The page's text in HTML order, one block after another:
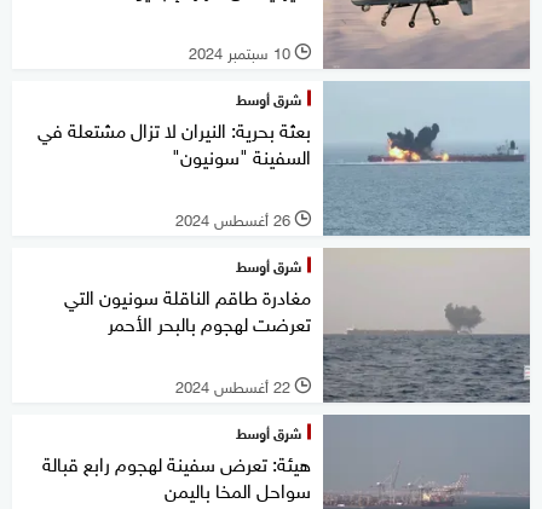
l 10 سبتمبر 2024
شرق أوسط
بعثة بحرية: النيران لا تزال مشتعلة في
السفينة "سونيون"
l 26 أغسطس 2024
شرق أوسط
مغادرة طاقم الناقلة سونيون التي
تعرضت لهجوم بالبحر الأحمر
l 22 أغسطس 2024
شرق أوسط
هيئة: تعرض سفينة لهجوم رابع قبالة
سواحل المخا باليمن